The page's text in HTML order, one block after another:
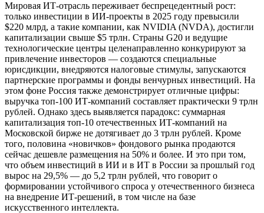
Мировая ИТ-отрасль переживает беспрецедентный рост:
только инвестиции в ИИ-проекты в 2025 году превысили
$220 млрд, а такие компании, как NVIDIA (NVDA), достигли
капитализации свыше $5 трлн. Страны G20 и ведущие
технологические центры целенаправленно конкурируют за
привлечение инвесторов — создаются специальные
юрисдикции, внедряются налоговые стимулы, запускаются
партнерские программы и фонды венчурных инвестиций. На
этом фоне Россия также демонстрирует отличные цифры:
выручка топ-100 ИТ-компаний составляет практически 9 трлн
рублей. Однако здесь выявляется парадокс: суммарная
капитализация топ-10 отечественных ИТ-компаний на
Московской бирже не дотягивает до 3 трлн рублей. Кроме
того, половина «новичков» фондового рынка продаются
сейчас дешевле размещения на 50% и более. И это при том,
что объем инвестиций в ИИ и в ИТ в России за прошлый год
вырос на 29,5% — до 5,2 трлн рублей, что говорит о
формировании устойчивого спроса у отечественного бизнеса
на внедрение ИТ-решений, в том числе на базе
искусственного интеллекта.